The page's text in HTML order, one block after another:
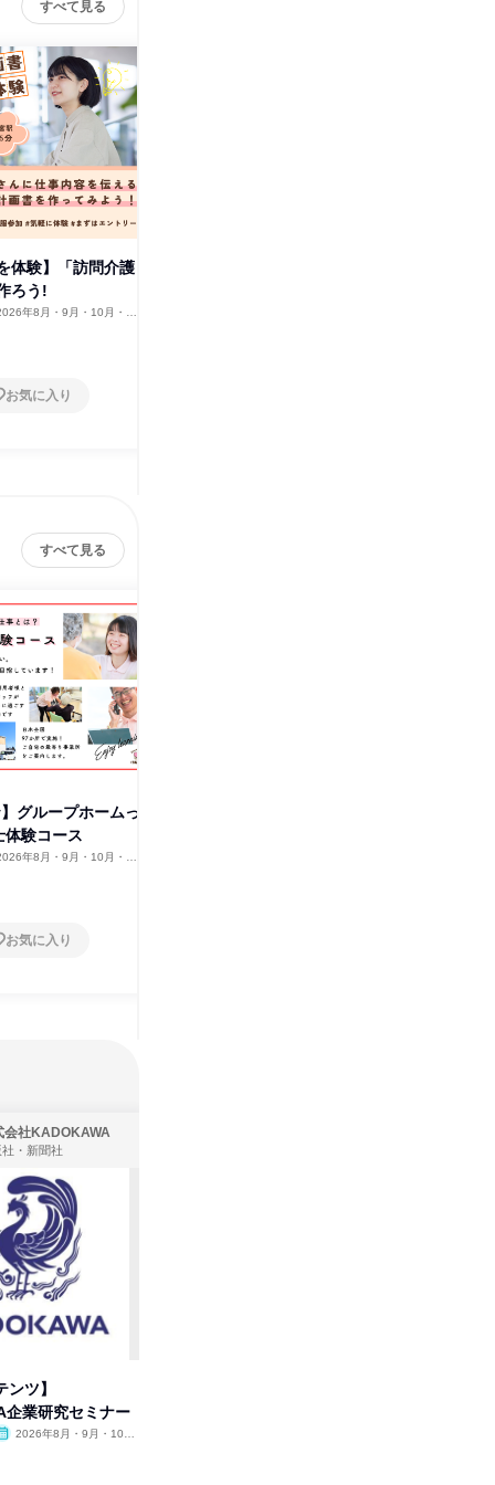
すべて見る
体験】「訪問介護
ろう!
年8月・9月・10月・11
お気に入り
すべて見る
グループホームっ
験コース
年8月・9月・10月・11
お気に入り
会社KADOKAWA
・新聞社
ンツ】
企業研究セミナー
2026年8月・9月・10